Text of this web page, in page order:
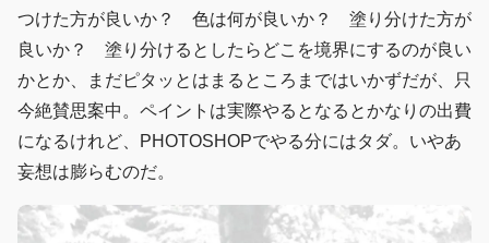
つけた方が良いか？ 色は何が良いか？ 塗り分けた方が
良いか？ 塗り分けるとしたらどこを境界にするのが良い
かとか、まだピタッとはまるところまではいかずだが、只
今絶賛思案中。ペイントは実際やるとなるとかなりの出費
になるけれど、PHOTOSHOPでやる分にはタダ。いやあ
妄想は膨らむのだ。